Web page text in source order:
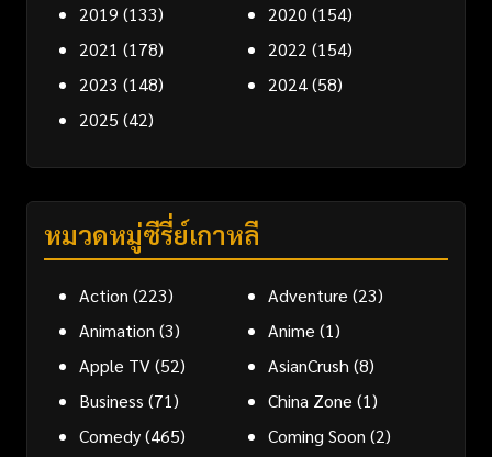
2019 (133) 2020 (154)
2021 (178) 2022 (154)
2023 (148) 2024(58)
2025 (42)
หมวดหมู่ซีรี่ย์เกาหลี
Action (223) Adventure (23)
Animation (3) Anime (1)
Apple TV(52) AsianCrush (8)
Business (71) China Zone (1)
Comedy(465) Coming Soon (2)